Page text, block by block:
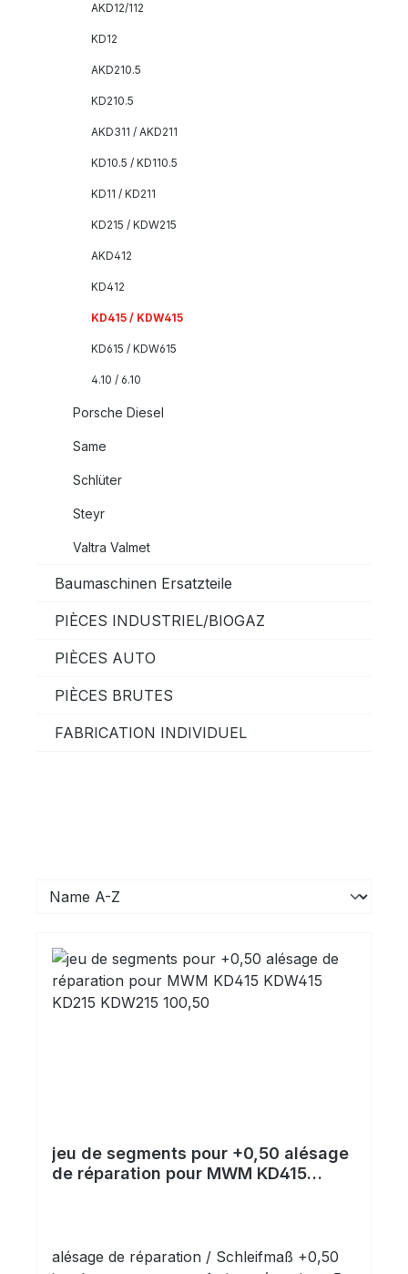
AKD12/112
KD12
AKD210.5
KD210.5
AKD311 / AKD211
KD10.5 / KD110.5
KD11 / KD211
KD215 / KDW215
AKD412
KD412
KD415 / KDW415
KD615 / KDW615
4.10 / 6.10
Porsche Diesel
Same
Schlüter
Steyr
Valtra Valmet
Baumaschinen Ersatzteile
PIÈCES INDUSTRIEL/BIOGAZ
PIÈCES AUTO
PIÈCES BRUTES
FABRICATION INDIVIDUEL
jeu de segments pour +0,50 alésage
de réparation pour MWM KD415
alésage de réparation / Schleifmaß +0,50